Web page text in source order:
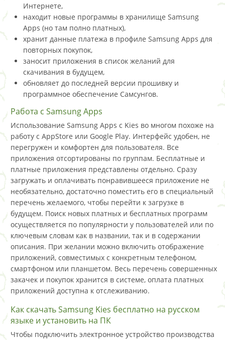
Интернете,
находит новые программы в хранилище Samsung
Apps (но там полно платных),
хранит данные платежа в профиле Samsung Apps для
повторных покупок,
заносит приложения в список желаний для
скачивания в будущем,
обновляет до последней версии прошивку и
программное обеспечение Самсунгов.
Работа с Samsung Apps
Использование Samsung Apps с Kies во многом похоже на
работу с AppStore или Google Play. Интерфейс удобен, не
перегружен и комфортен для пользователя. Все
приложения отсортированы по группам. Бесплатные и
платные приложения представлены отдельно. Сразу
загружать и оплачивать понравившееся приложение не
необязательно, достаточно поместить его в специальный
перечень желаемого, чтобы перейти к загрузке в
будущем. Поиск новых платных и бесплатных программ
осуществляется по популярности у пользователей или по
ключевым словам как в названии, так и в содержании
описания. При желании можно включить отображение
приложений, совместимых с конкретным телефоном,
смартфоном или планшетом. Весь перечень совершенных
закачек и покупок хранится в системе, оплата платных
приложений доступна к отслеживанию.
Как скачать Samsung Kies бесплатно на русском
языке и установить на ПК
Чтобы подключить электронное устройство производства